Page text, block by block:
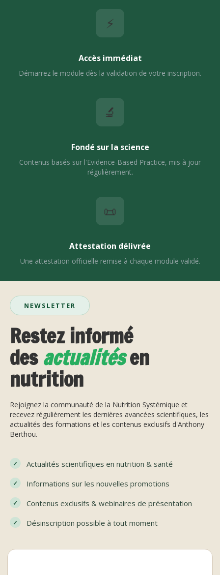
⚡
Accès immédiat
Démarrez le module dès la validation de votre inscription.
🔬
Fondé sur la science
Contenus basés sur l'Evidence-Based Practice, mis à jour
régulièrement.
📜
Attestation délivrée
Une attestation officielle remise à chaque module validé.
NEWSLETTER
Restez informé
desactualitésen
nutrition
Rejoignez la communauté de la Nutrition Systémique et
recevez régulièrement les dernières avancées scientifiques, les
actualités des formations et les contenus exclusifs d'Anthony
Berthou.
Actualités scientifiques en nutrition & santé
Informations sur les nouvelles promotions
Contenus exclusifs & webinaires de présentation
Désinscription possible à tout moment